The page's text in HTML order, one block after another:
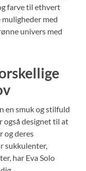
farve til ethvert
muligheder med
univers med
en smuk og stilfuld
også designet til at
og deres
sukkulenter,
har Eva Solo